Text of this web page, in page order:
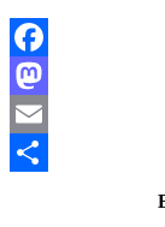
Facebook
Mastodon
Email